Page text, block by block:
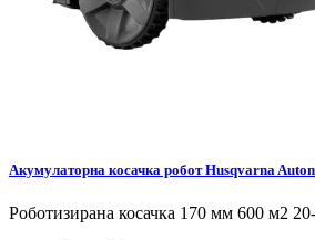
Акумулаторна косачка робот Husqvarna
Роботизирана косачка 170 мм 600 м2